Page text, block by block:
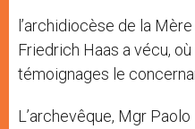
l’archidiocèse de la
Friedrich Haas a vécu,
témoignages le
L’archevêque, Mgr